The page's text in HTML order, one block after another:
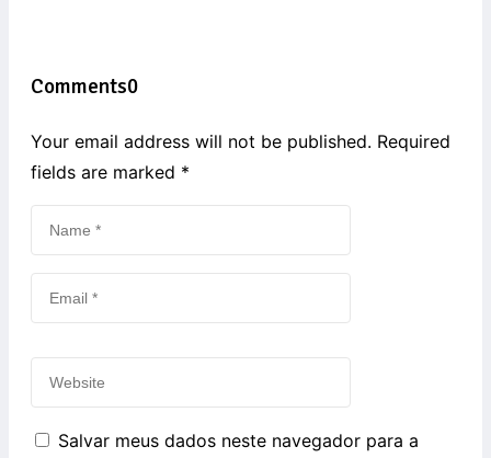
Comments0
Your email address will not be published. Required
fields are marked *
Salvar meus dados neste navegador para a